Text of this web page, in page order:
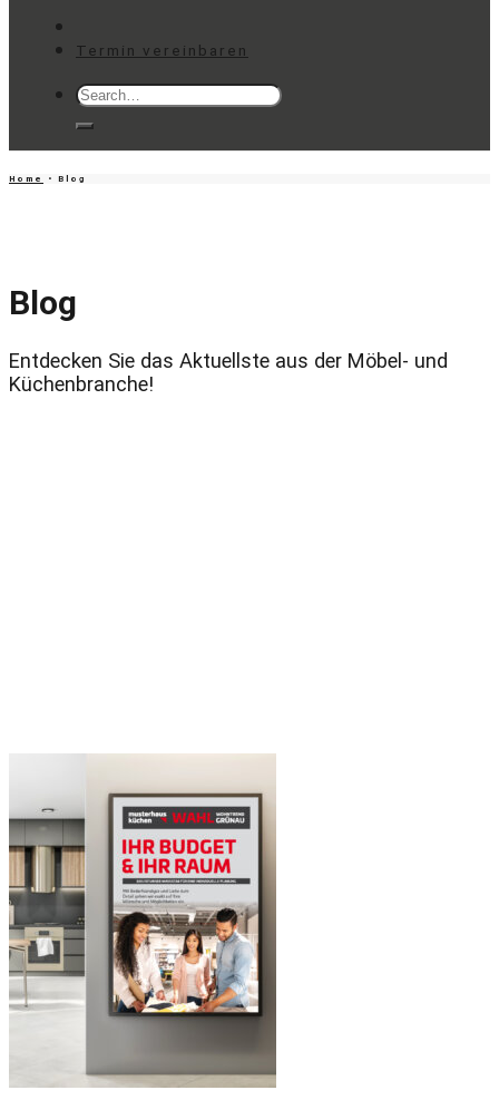
Termin vereinbaren
Search
for:
Home • Blog
Blog
Entdecken Sie das Aktuellste aus der Möbel- und
Küchenbranche!